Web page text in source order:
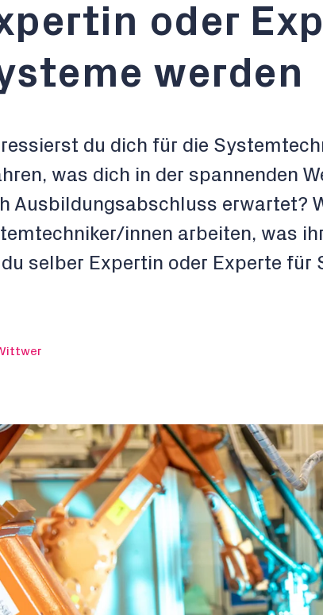
oder
werden
du dich für die
was dich in der spannenden
Ausbildungsabschluss erwartet?
innen arbeiten, was
selber Expertin oder Experte für